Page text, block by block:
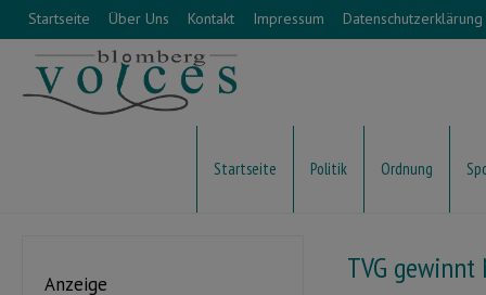
Startseite Über Uns Kontakt Impressum Datenschutzerklärung
Startseite Politik Ordnung
TVG
Anzeige